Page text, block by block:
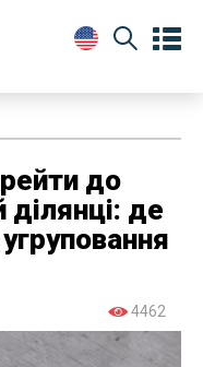
до
ділянці: де
4462